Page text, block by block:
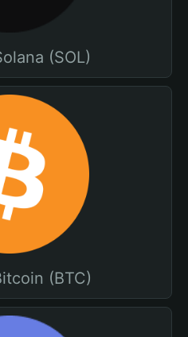
(SOL)
(BTC)